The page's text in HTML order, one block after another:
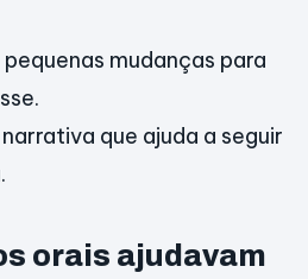
mudanças para
que ajuda a seguir
orais ajudavam